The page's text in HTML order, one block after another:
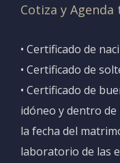
Cotiza y
• Certificado de
• Certificado de
• Certificado de
idóneo y dentro de
la fecha del
laboratorio de las